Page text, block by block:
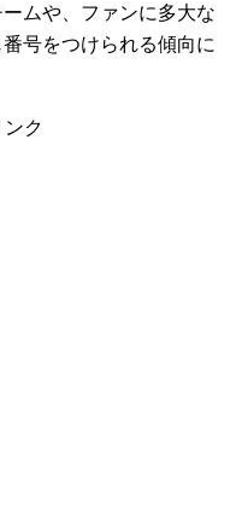
ムや、ファンに多大な
号をつけられる傾向に
ク